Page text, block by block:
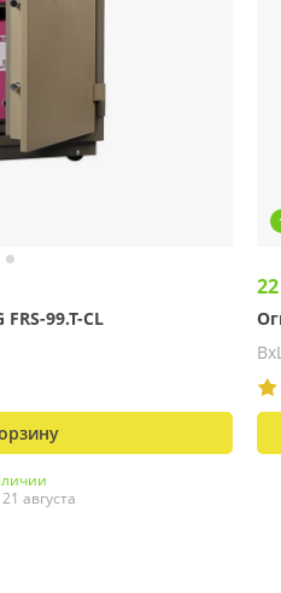
99.T-CL
августа